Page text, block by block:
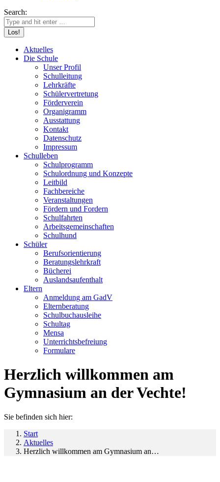
Search:
Aktuelles
Die Schule
Unser Profil
Schulleitung
Lehrkräfte
Schülervertretung
Förderverein
Organigramm
Ausstattung
Kontakt
Datenschutz
Impressum
Schulleben
Schulprogramm
Schulordnung und Konzepte
Leitbild
Fachbereiche
Veranstaltungen
Fördern und Fordern
Schulfahrten
Arbeitsgemeinschaften
Schulhund
Schüler
Berufsorientierung
Beratungslehrkraft
Bücherei
Auslandsaufenthalt
Eltern
Anmeldung am GadV
Elternberatung
Schulbuchausleihe
Schultag
Mensa
Unterrichtsbefreiung
Formulare
Herzlich willkommen am
Gymnasium an der Vechte!
Sie befinden sich hier:
Start
Aktuelles
Herzlich willkommen am Gymnasium an…